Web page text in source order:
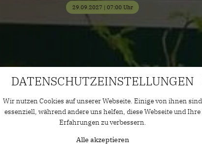
29.09.2027 | 07:00 Uhr
DATENSCHUTZ­EINSTELLUNGEN
Wir nutzen Cookies auf unserer Webseite. Einige von ihnen sind
essenziell, während andere uns helfen, diese Webseite und Ihre
Erfahrungen zu verbessern.
Alle akzeptieren